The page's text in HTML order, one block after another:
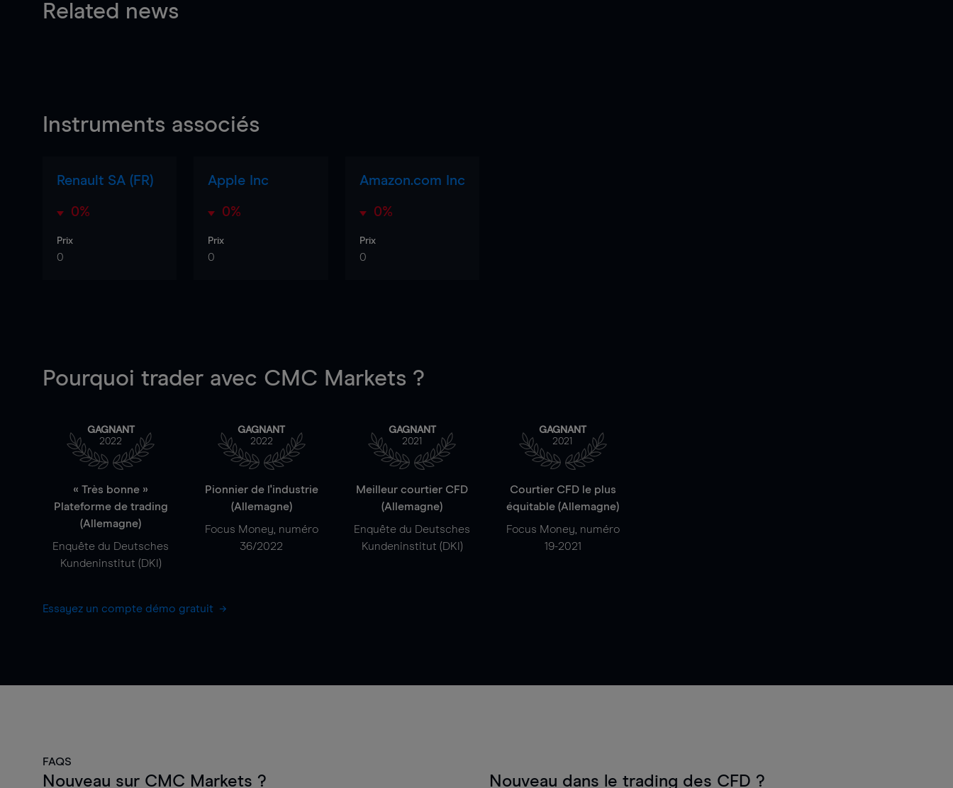
Related news
Instruments associés
Renault SA (FR)
0%
Prix
0
Apple Inc
0%
Prix
0
Amazon.com Inc
0%
Prix
0
Pourquoi trader avec CMC Markets ?
GAGNANT
2022
« Très bonne »
Plateforme de trading
(Allemagne)
Enquête du Deutsches
Kundeninstitut (DKI)
GAGNANT
2022
Pionnier de l'industrie
(Allemagne)
Focus Money, numéro
36/2022
GAGNANT
2021
Meilleur courtier CFD
(Allemagne)
Enquête du Deutsches
Kundeninstitut (DKI)
GAGNANT
2021
Courtier CFD le plus
équitable (Allemagne)
Focus Money, numéro
19-2021
Essayez un compte démo gratuit
FAQS
Nouveau sur CMC Markets ? Nouveau dans le trading des CFD ?